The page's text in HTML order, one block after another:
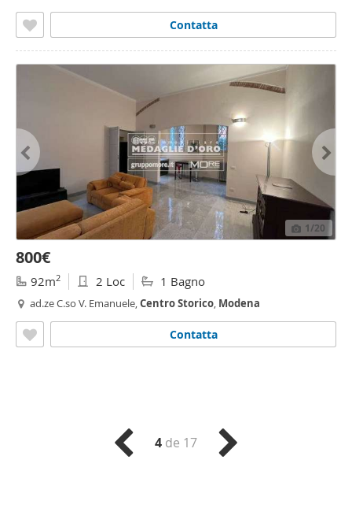
Contatta
1/20
800€
92m2 2 Loc 1 Bagno
ad.ze C.so V. Emanuele,CentroStorico, Modena
Contatta
4 de 17